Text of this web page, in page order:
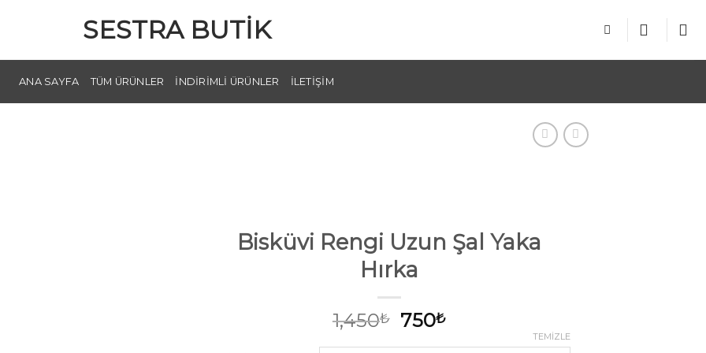
SESTRA BUTIK
ANA SAYFA TÜM ÜRÜNLER İNDIRIMLI ÜRÜNLER İLETIŞIM
Bisküvi Rengi Uzun Şal Yaka
Hırka
1,450₺
Orijinal
750₺Şu
TEMIZLE